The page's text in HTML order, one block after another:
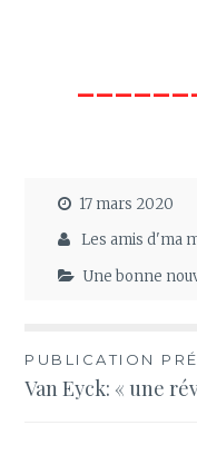
17 mars 2020
Les amis d'ma
Une bonne
Navigation
de
PUBLICATION
Van Eyck: « une